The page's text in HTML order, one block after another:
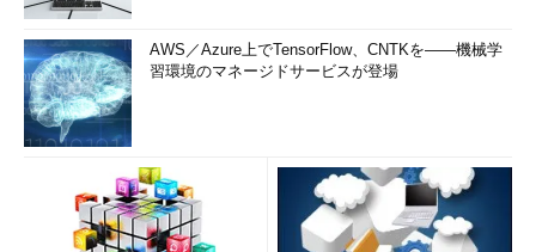
AWS／Azure上でTensorFlow、CNTKを――機械学
習環境のマネージドサービスが登場